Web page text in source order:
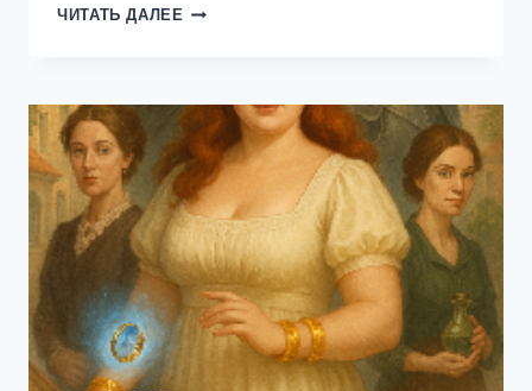
ЧИТАТЬ ДАЛЕЕ ПЛЕННИЦА
НАТАЛЬЯ
ВАРВАРОВА